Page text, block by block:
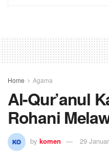
Home Agama
Al-Qur’anul
Rohani
by komen 29